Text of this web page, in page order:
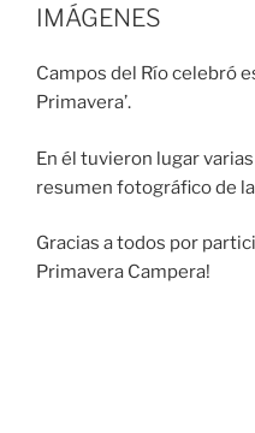
IMÁGENES
Campos del Río celebró
Primavera’.
En él tuvieron lugar
resumen fotográfico de
Gracias a todos por
Primavera Campera!